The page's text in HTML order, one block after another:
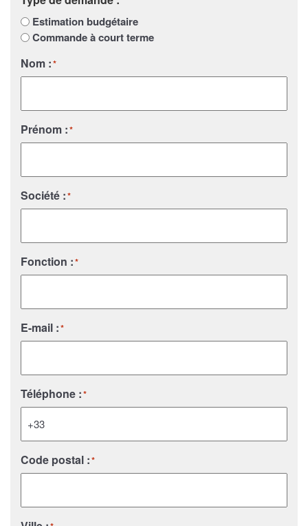
Estimation budgétaire
Commande à court terme
Nom :*
Prénom :*
Société :*
Fonction :*
E-mail :*
Téléphone :*
Code postal :*